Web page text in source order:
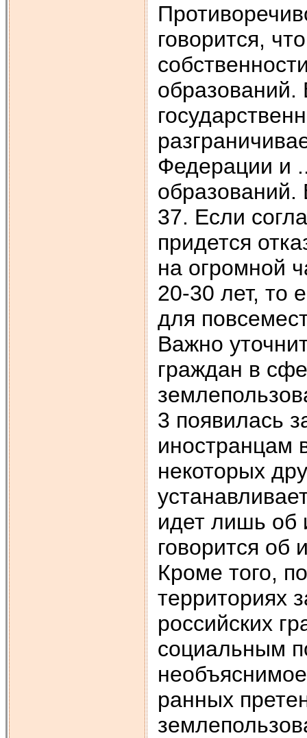
говорится,
образований.
Федерации и
образований.
37. Если
придется
на огромной
20-30 лет, то
для
Важно
граждан в
3 появилась
иностранцам
некоторых
идет лишь об
говорится об
Кроме того,
территориях
россий­ских
социальным
ранных